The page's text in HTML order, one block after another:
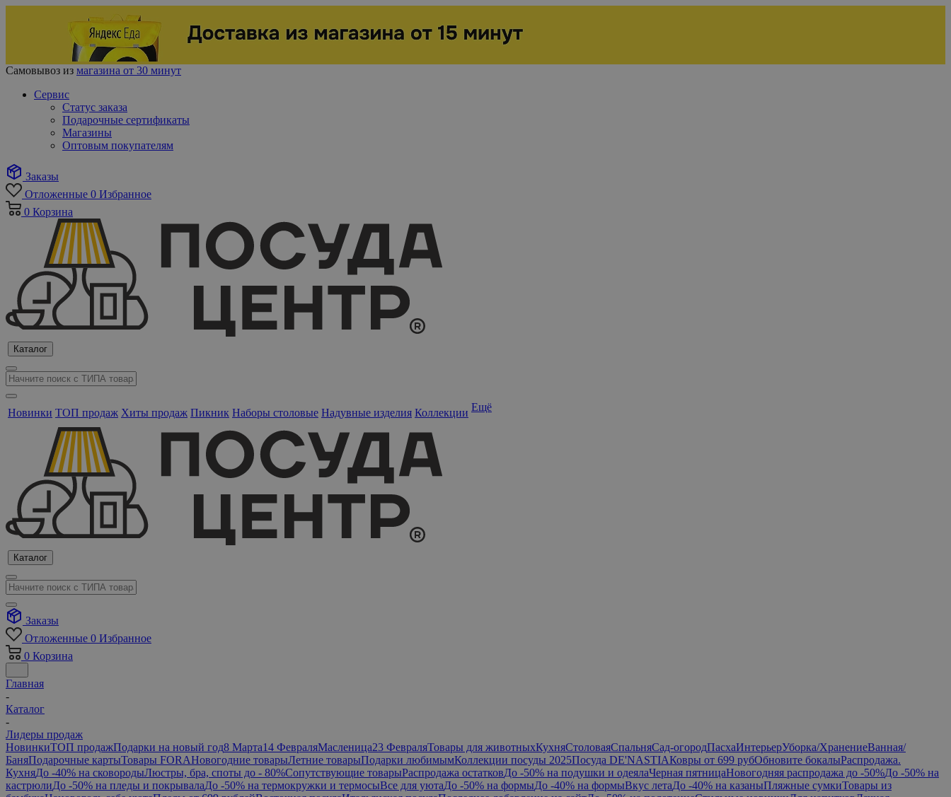
Самовывоз из магазина от 30 минут
Сервис
Статус заказа
Подарочные сертификаты
Магазины
Оптовым покупателям
Заказы
Отложенные 0 Избранное
0 Корзина
Каталог
Новинки ТОП продаж Хиты продаж Пикник Наборы столовые Надувные изделия Коллекции Ещё
Каталог
Заказы
Отложенные 0 Избранное
0 Корзина
Главная
-
Каталог
-
Лидеры продаж
НовинкиТОП продажПодарки на новый год8 Марта14 ФевраляМасленица23 ФевраляТовары для животныхКухняСтоловаяСпальняСад-огородПасхаИнтерьерУборка/ХранениеВанная/
БаняПодарочные картыТовары FORAНовогодние товарыЛетние товарыПодарки любимымКоллекции посуды 2025Посуда DE'NASTIAКовры от 699 рубОбновите бокалыРаспродажа.
КухняДо -40% на сковородыЛюстры, бра, споты до - 80%Сопутствующие товарыРаспродажа остатковДо -50% на подушки и одеялаЧерная пятницаНовогодняя распродажа до -50%До -50% на
кастрюлиДо -50% на пледы и покрывалаДо -50% на термокружки и термосыВсе для уютаДо -50% на формыДо -40% на формыВкус летаДо -40% на казаныПляжные сумкиТовары из